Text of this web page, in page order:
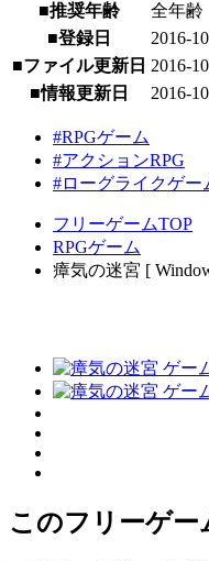
■推奨年齢
全年齢
■登録日
2016-
■ファイル更新日 2016-
■情報更新日
2016-
#RPGゲーム
#アクションRPG
#ローグライクゲー
フリーゲームTOP
RPGゲーム
瘴気の迷宮 [
このフリーゲー